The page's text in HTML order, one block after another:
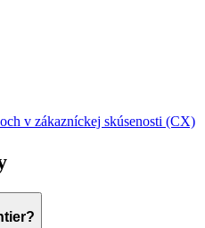
v zákazníckej skúsenosti (CX)